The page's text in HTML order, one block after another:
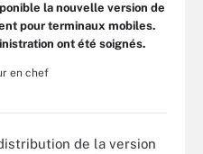
la nouvelle version de
pour terminaux mobiles.
ont été soignés.
en chef
de la version